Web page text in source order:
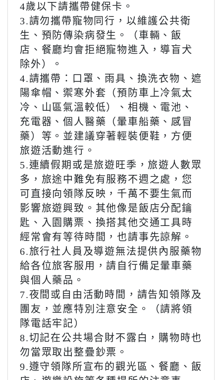
4歲以下請攜帶健保卡。
3.請勿攜帶寵物同行，以維護公共衛
生、預防傳染病發生。（車輛、飯
店、餐廳均會拒絕寵物進入，導盲犬
除外）。
4.請攜帶：口罩、雨具、換洗衣物、遮
陽傘帽、禦寒外套（預防車上冷氣太
冷、山區氣溫較低）、相機、電池、
充電器、個人醫藥（暈車船藥、感冒
藥）等。並建議穿著輕裝便鞋，方便
旅遊活動進行。
5.連續假期或是旅遊旺季，旅遊人數眾
多，旅途中難免有服務不週之處，您
可直接向領隊反映，千萬不要生氣而
影響旅遊興致。其他像是飯店分配鑰
匙、入園購票、換搭其他交通工具時
經常會有等待時間，也請事先諒解。
6.旅行社人員及導遊無法提供內服藥物
給各位旅客服用，請自行備足暈車藥
與個人藥品。
7.夜間或自由活動時間，請告知領隊及
團友，並應特別注意安全。（請將領
隊電話牢記）
8.切記在公共場合財不露白，購物時也
勿當眾取出整疊鈔票。
9.遵守領隊所宣布的觀光區、餐廳、飯